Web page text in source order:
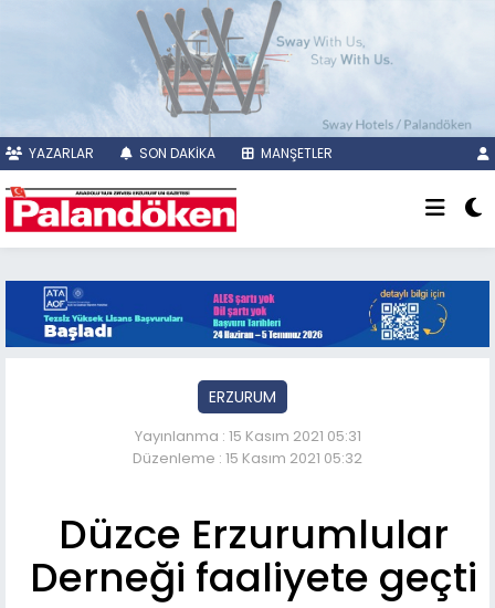
YAZARLAR SON DAKİKA MANŞETLER
ERZURUM
Yayınlanma : 15 Kasım 2021 05:31
Düzenleme : 15 Kasım 2021 05:32
Düzce Erzurumlular
Derneği faaliyete geçti